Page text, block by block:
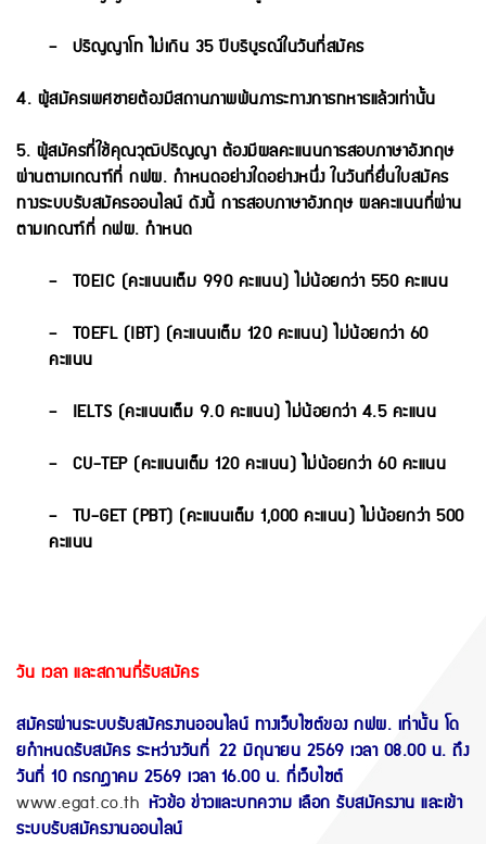
– ปริญญาโท ไม่เกิน 35 ปีบริบูรณ์ในวันที่สมัคร
4. ผู้สมัครเพศชายต้องมีสถานภาพพ้นภาระทางการทหารแล้วเท่านั้น
5. ผู้สมัครที่ใช้คุณวุฒิปริญญา ต้องมีผลคะแนนการสอบภาษาอังกฤษ
ผ่านตามเกณฑ์ที่ กฟผ. กําหนดอย่างใดอย่างหนึ่ง ในวันที่ยื่นใบสมัคร
ทางระบบรับสมัครออนไลน์ ดังนี้ การสอบภาษาอังกฤษ ผลคะแนนที่ผ่าน
ตามเกณฑ์ที่ กฟผ. กําหนด
– TOEIC (คะแนนเต็ม 990 คะแนน) ไม่น้อยกว่า 550 คะแนน
– TOEFL (IBT) (คะแนนเต็ม 120 คะแนน) ไม่น้อยกว่า 60
คะแนน
– IELTS (คะแนนเต็ม 9.0 คะแนน) ไม่น้อยกว่า 4.5 คะแนน
– CU-TEP (คะแนนเต็ม 120 คะแนน) ไม่น้อยกว่า 60 คะแนน
– TU-GET (PBT) (คะแนนเต็ม 1,000 คะแนน) ไม่น้อยกว่า 500
คะแนน
วัน เวลา และสถานที่รับสมัคร
สมัครผ่านระบบรับสมัครงานออนไลน์ ทางเว็บไซต์ของ กฟผ. เท่านั้น โด
ยกําหนดรับสมัคร ระหว่างวันที่ 22 มิถุนายน 2569 เวลา 08.00 น. ถึง
วันที่ 10 กรกฎาคม 2569 เวลา 16.00 น. ที่เว็บไซต์
www.egat.co.th หัวข้อ ข่าวและบทความ เลือก รับสมัครงาน และเข้า
ระบบรับสมัครงานออนไลน์